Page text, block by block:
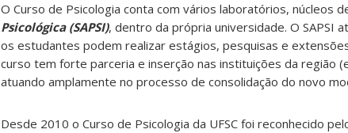
O Curso de Psicologia conta com vários laboratórios, núcleos
Psicológica (SAPSI), dentro da própria universidade. O SAPSI
os estudantes podem realizar estágios, pesquisas e
curso tem forte parceria e inserção nas instituições da região
atuando amplamente no processo de consolidação do novo
Desde 2010 o Curso de Psicologia da UFSC foi reconhecido